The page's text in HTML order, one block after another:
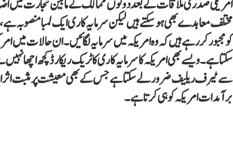
امریکی صدر ی ملاقات کے بعد دونوں ممالک کے مابین تجارت میں
مختلف معاہدے بھی ہو سکتے ہیں لیکن سرمایہ کاری ایک لمبا منصوبہ
کو مجبور کر رہے ہیں کہ وہ امریکہ میں سرمایہ لگائیں۔ ان حالات میں
سکتا ہے۔ ویسے بھی امریکہ کا سرمایہ کاری کا ٹریک ریکارڈ کچھ اچھا
سے ٹیرف ریلیف ضرور لے سکتا ہے جس کے بھی معیشت پر مثبت
برآمدات امریکہ کو ہی کرتا ہے۔